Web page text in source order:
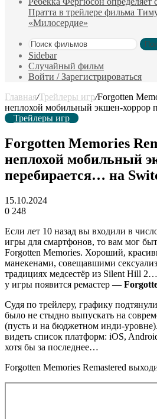
Пратта в трейлере фильма
«Милосердие»
Sidebar
Случайный фильм
Войти / Зарегистрироваться
Главная/Трейлеры игр/Forgotten
неплохой мобильный экшен-хоррор
Трейлеры игр
Forgotten Memories
неплохой мобильный
перебирается… на
15.10.2024
0 248
Если лет 10 назад вы входили в
игры для смартфонов, то вам мог
Forgotten Memories. Хороший,
манекенами, совещавшими
традициях медсестёр из Silent Hill
у игры появится ремастер —
Судя по трейлеру, графику
было не стыдно выпускать на
(пусть и на бюджетном инди-
видеть список платформ: iOS,
хотя бы за последнее…
Forgotten Memories Remastered